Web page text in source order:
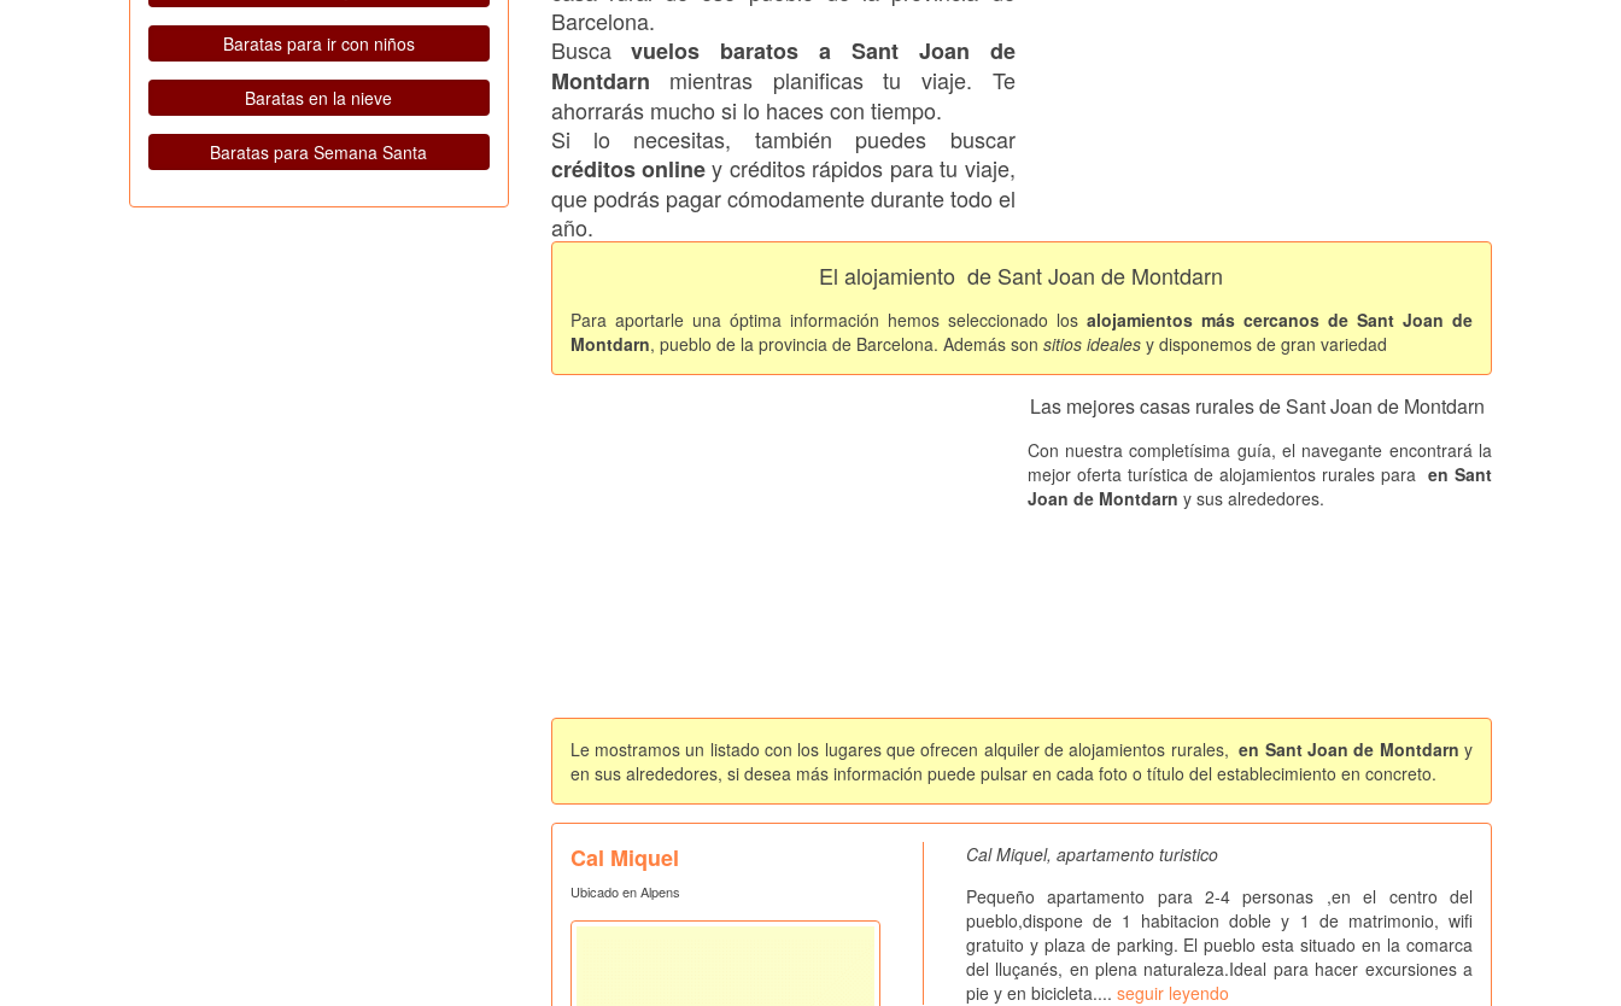
Baratas para ir con niños
Baratas en la nieve
Baratas para Semana Santa
Barcelona.
Buscavuelos baratos a Sant Joan de
Montdarn mientras planificas tu viaje. Te
ahorrarás mucho si lo haces con tiempo.
Si lo necesitas, también puedes buscar
créditos onliney créditos rápidos para tu viaje,
que podrás pagar cómodamente durante todo el
año.
El alojamiento de Sant Joan de Montdarn
Para aportarle una óptima información hemos seleccionado los alojamientos más cercanos de Sant Joan de
Montdarn, pueblo de la provincia de Barcelona. Además son sitios ideales y disponemos de gran variedad
Las mejores casas rurales de Sant Joan de Montdarn
Con nuestra completísima guía, el navegante encontrará la
mejor oferta turística de alojamientos rurales para en Sant
Joan de Montdarn y sus alrededores.
Le mostramos un listado con los lugares que ofrecen alquiler de alojamientos rurales, en Sant Joan de Montdarn y
en sus alrededores, si desea más información puede pulsar en cada foto o título del establecimiento en concreto.
Cal Miquel
Ubicado en Alpens
Cal Miquel, apartamento turistico
Pequeño apartamento para 2-4 personas ,en el centro del
pueblo,dispone de 1 habitacion doble y 1 de matrimonio, wifi
gratuito y plaza de parking. El pueblo esta situado en la comarca
del lluçanés, en plena naturaleza.Ideal para hacer excursiones a
pie y en bicicleta.... seguir leyendo